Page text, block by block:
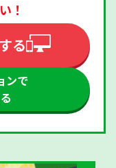
！
る
ンで